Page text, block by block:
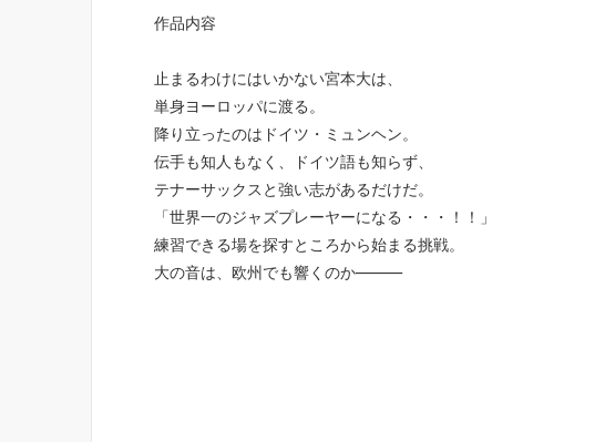
作品内容
止まるわけにはいかない宮本大は、
単身ヨーロッパに渡る。
降り立ったのはドイツ・ミュンヘン。
伝手も知人もなく、ドイツ語も知らず、
テナーサックスと強い志があるだけだ。
「世界一のジャズプレーヤーになる・・・！！」
練習できる場を探すところから始まる挑戦。
大の音は、欧州でも響くのか―――